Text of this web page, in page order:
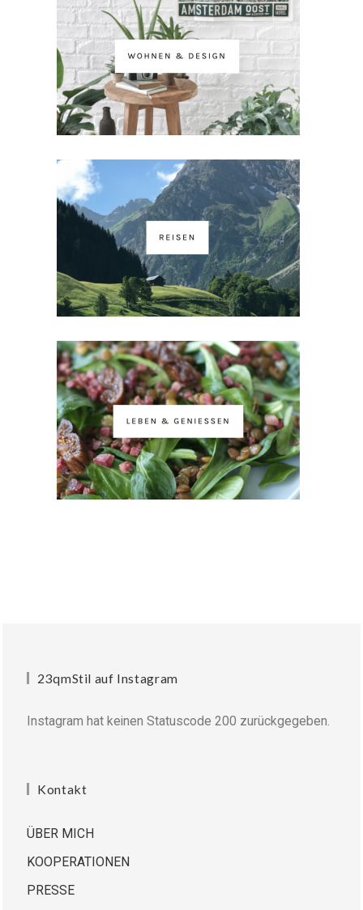
23qmStil auf Instagram
Instagram hat keinen Statuscode 200 zurückgegeben.
Kontakt
ÜBER MICH
KOOPERATIONEN
PRESSE